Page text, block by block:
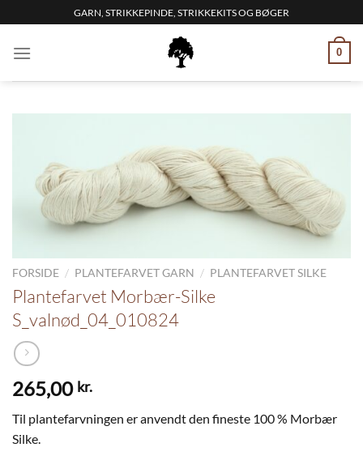
til
indhold
GARN, STRIKKEPINDE, STRIKKEKITS OG BØGER
0
FORSIDE / PLANTEFARVET GARN / PLANTEFARVET SILKE
Plantefarvet Morbær-Silke
S_valnød_04_010824
265,00 kr.
Til plantefarvningen er anvendt den fineste 100 % Morbær
Silke.